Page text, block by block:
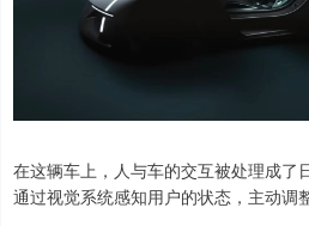
在这辆车上，人与车的交互被处理成了
通过视觉系统感知用户的状态，主动调